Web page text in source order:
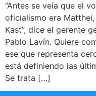
“Antes se veía que el
oficialismo era
Kast”, dice el gerente
Pablo Lavín. Quiere
ese que representa
está definiendo las
Se trata […]